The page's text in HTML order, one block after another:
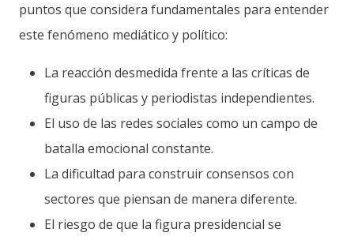
puntos que considera fundamentales para entender
este fenómeno mediático y político:
La reacción desmedida frente a las críticas de
figuras públicas y periodistas independientes.
El uso de las redes sociales como un campo de
batalla emocional constante.
La dificultad para construir consensos con
sectores que piensan de manera diferente.
El riesgo de que la figura presidencial se